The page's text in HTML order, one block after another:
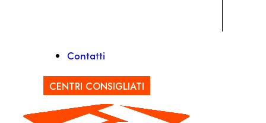
Contatti
CENTRI CONSIGLIATI